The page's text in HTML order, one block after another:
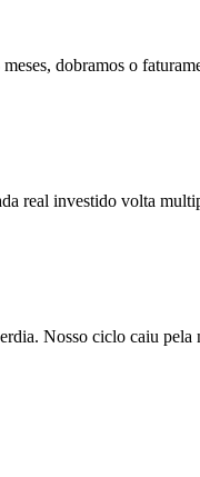
dobramos o
real investido volta
Nosso ciclo caiu pela